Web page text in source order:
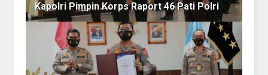
Kapolri Pimpin Korps Raport 46 Pati Polri